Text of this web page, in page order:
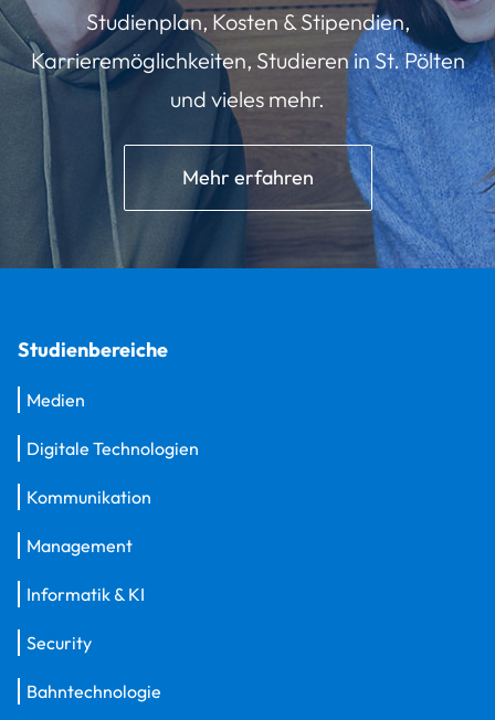
Studienplan, Kosten & Stipendien,
Karrieremöglichkeiten, Studieren in St. Pölten
und vieles mehr.
Mehr erfahren
Studienbereiche
Medien
Digitale Technologien
Kommunikation
Management
Informatik & KI
Security
Bahntechnologie